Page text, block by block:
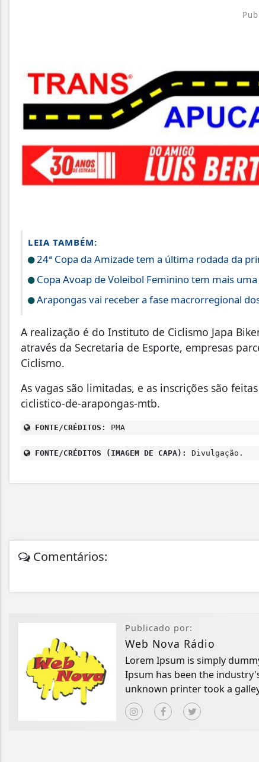
LEIA TAMBÉM:
24ª Copa da Amizade tem a última rodada da
Copa Avoap de Voleibol Feminino tem mais
Arapongas vai receber a fase macrorregional
A realização é do Instituto de Ciclismo Japa
através da Secretaria de Esporte, empresas
Ciclismo.
As vagas são limitadas, e as inscrições são
ciclistico-de-arapongas-mtb.
FONTE/CRÉDITOS: PMA
FONTE/CRÉDITOS (IMAGEM DE CAPA): Divulgação.
Comentários:
Publicado por:
Web Nova Rádio
Lorem Ipsum is simply
Ipsum has been the
unknown printer took a
book.